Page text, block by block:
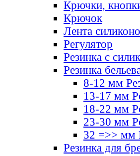
Крючки,
Крючок
Лента
Регулятор
Резинка с
Резинка
8-12 мм
13-17 мм
18-22 мм
23-30 мм
32 =>> мм
Резинка для